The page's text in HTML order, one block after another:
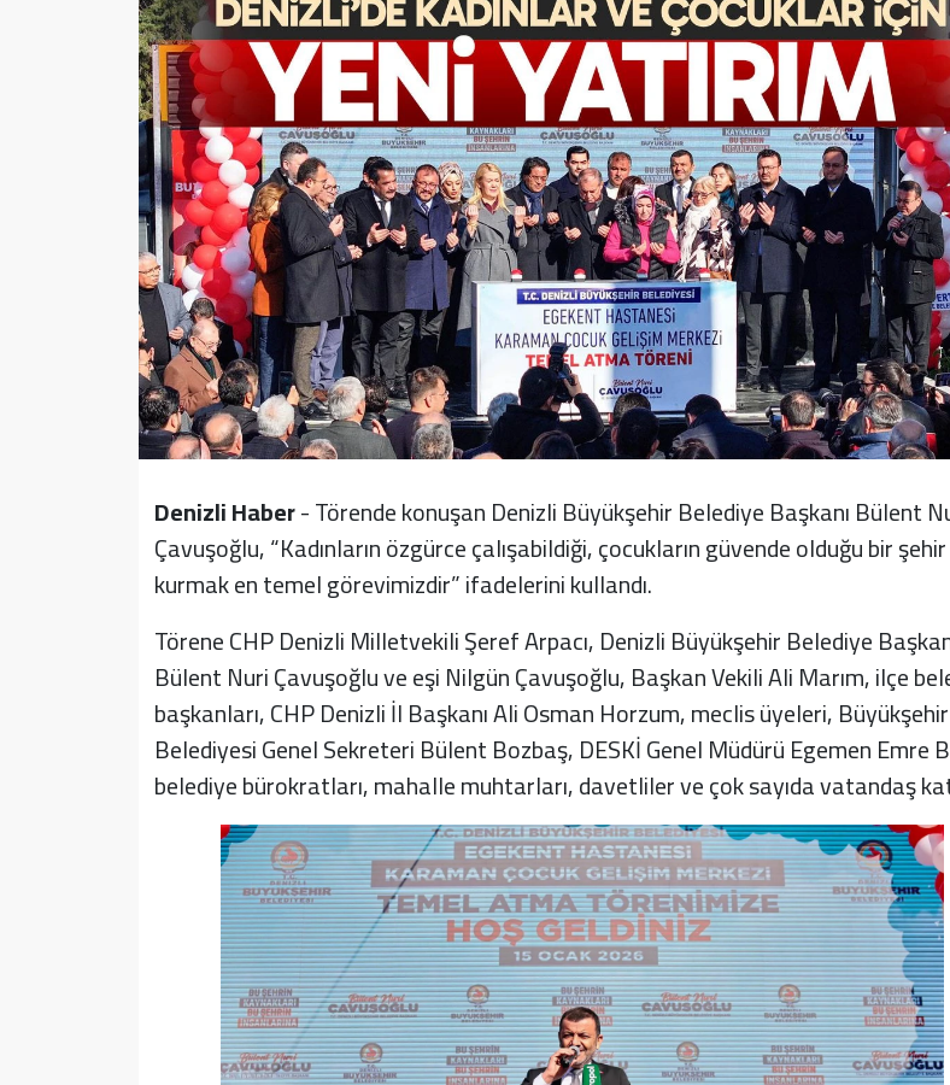
Denizli Haber- Törende konuşan Denizli Büyükşehir Belediye Başkanı Bülent
Çavuşoğlu, “Kadınların özgürce çalışabildiği, çocukların güvende olduğu bir şehir
kurmak en temel görevimizdir” ifadelerini kullandı.
Törene CHP Denizli Milletvekili Şeref Arpacı, Denizli Büyükşehir Belediye
Bülent Nuri Çavuşoğlu ve eşi Nilgün Çavuşoğlu, Başkan Vekili Ali Marım, ilçe
başkanları, CHP Denizli İl Başkanı Ali Osman Horzum, meclis üyeleri, Büyükşehir
Belediyesi Genel Sekreteri Bülent Bozbaş, DESKİ Genel Müdürü Egemen Emre
belediye bürokratları, mahalle muhtarları, davetliler ve çok sayıda vatandaş
Yazarlar
Resmi İlan
Resmi Reklam